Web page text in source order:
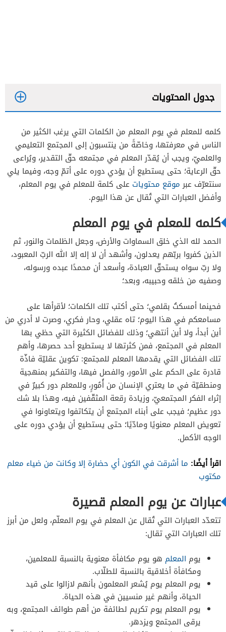
جدول المحتويات
كلمه للمعلم في يوم المعلم من الكلمات التي يرغب الكثير من
الناس في معرفتها، وخاصّةً من ينتسبون إلى المجتمع التعليمي
والعلميّ، ويجب أن يُقدّر المعلم في مجتمعه حقّ التقدير، ويُراعى
حقّ الرعاية؛ حتى يستطيع أن يؤدي دوره على أتمّ وجه، وفيما يلي
سنتعرّف عبرموقع محتويات على كلمة للمعلم في يوم المعلم،
وأفضل العبارات التي تُقال عن هذا اليوم.
كلمه للمعلم في يوم المعلم
الحمد لله الذي خلق السماوات والأرض، وجعل الظلمات والنور، ثم
الذين كفروا بربّهم يعدلون، وأشهد أن لا إله إلا الله الربّ المعبود،
ولا ربّ سواه يستحقّ العبادة، وأسعد أن محمدًا عبده ورسوله،
وصفيه من خلقه وحبيبه، وبعد؛
فحينما أمسكتُ بقلمي؛ حتى أكتب تلك الكلمات؛ لأقرأها على
مسامعكم في هذا اليوم؛ تاه عقلي، وحار فكري، وصرت لا أدري من
أين أبدأ، ولا أين أنتهي؛ وذلك للفضائل الكثيرة التي حظي بها
المعلم في المجتمع، فمن كثرتها لا يستطيع أحد حصرها، وأهم
تلك الفضائل التي يقدمها المعلم للمجتمع: تكوين عقليّة فاذّة
قادرة على الحكم على الأمور، والفصل فيها، والتفكير بمنهجية
ومنطقيّة في ما يعتري الإنسان من أُمُورٍ، وللمعلم دور كبيرٌ في
إثراء الفكر المجتمعيّ، وزيادة رقعة المثقّفين فيه، وهذا بلا شك
دور عظيم؛ فيجب على أبناء المجتمع أن يتكاتفوا ويتعاونوا في
تعويض المعلم معنويًا ومادّيًا؛ حتى يستطيع أن يؤدي دوره على
الوجه الأكمل.
اقرأ أيضًا: ما أشرقت في الكون أي حضارة إلا وكانت من ضياء معلم
مكتوب
عبارات عن يوم المعلم قصيرة
تتعدّد العبارات التي تُقال عن المعلم في يوم المعلّم، ولعل من أبرز
تلك العبارات التي تقال:
يوم المعلم هو يوم مكافأة معنوية بالنسبة للمعلمين،
ومكافأة أخلاقية بالنسبة للطلّاب.
يوم المعلم يوم يُشعر المعلمون بأنهم لازالوا على قيد
الحياة، وأنهم غير منسيين في هذه الحياة.
يوم المعلم يوم تكريم لطائفة من أهم طوائف المجتمع، وبه
يرقى المجتمع ويزدهر.